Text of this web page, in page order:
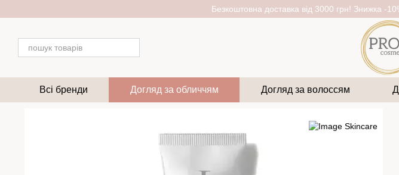
Безкоштовна доставка від 3000 грн! Знижка -
Всі бренди Догляд за обличчям Догляд за волоссям